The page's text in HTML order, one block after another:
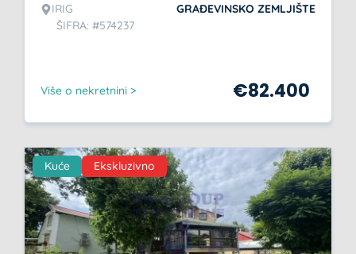
IRIG
ŠIFRA: #574237
GRAĐEVINSKO ZEMLJIŠTE
Više o nekretnini > €82.400
Kuće Ekskluzivno